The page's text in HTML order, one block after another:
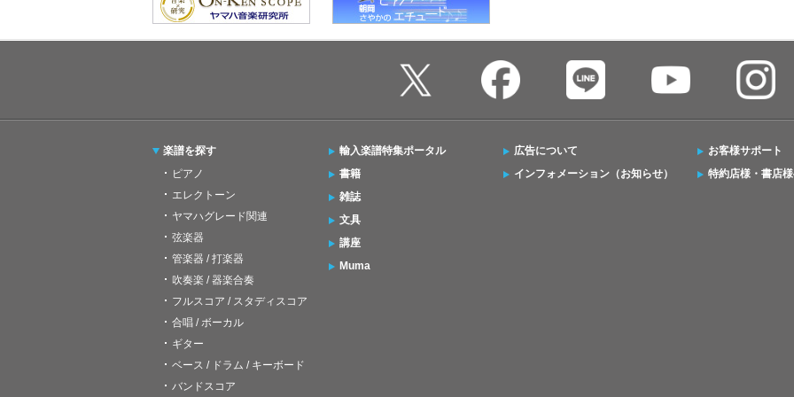
楽譜を探す
ピアノ
エレクトーン
ヤマハグレード関連
弦楽器
管楽器 / 打楽器
吹奏楽 / 器楽合奏
フルスコア / スタディスコア
合唱 / ボーカル
ギター
ベース / ドラム / キーボード
バンドスコア
輸入楽譜特集ポータル
書籍
雑誌
文具
講座
Muma
広告について
インフォメーション（お知らせ）
お客様サポート
特約店様・書店